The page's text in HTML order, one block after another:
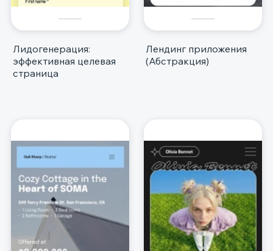
Лидогенерация:
эффективная целевая
страница
Лендинг приложения
(Абстракция)